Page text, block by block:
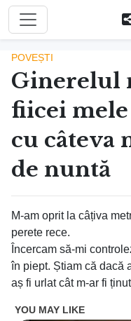
POVEȘTI
Ginerelul
fiicei mele
cu câteva
de nuntă
M-am oprit la câțiva
perete rece.
Încercam să-mi
în piept. Știam că dacă
aș fi urlat cât m-ar fi